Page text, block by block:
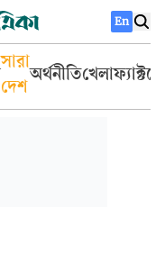
En
সারা
দেশ
অর্থনীতিখেলা